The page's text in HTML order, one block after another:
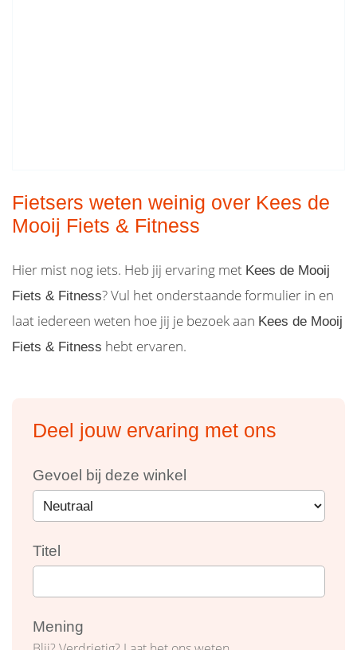
Fietsers weten weinig over Kees de
Mooij Fiets & Fitness
Hier mist nog iets. Heb jij ervaring met Kees de Mooij
Fiets & Fitness? Vul het onderstaande formulier in en
laat iedereen weten hoe jij je bezoek aan Kees de Mooij
Fiets & Fitness hebt ervaren.
Deel jouw ervaring met ons
Gevoel bij deze winkel
Titel
Mening